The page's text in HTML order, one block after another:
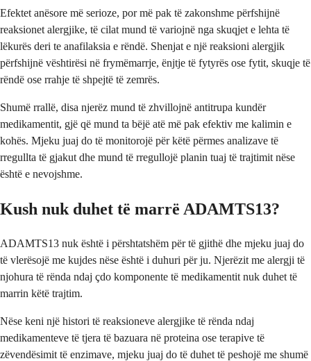
Efektet anësore më serioze, por më pak të zakonshme përfshijnë
reaksionet alergjike, të cilat mund të variojnë nga skuqjet e lehta të
lëkurës deri te anafilaksia e rëndë. Shenjat e një reaksioni alergjik
përfshijnë vështirësi në frymëmarrje, ënjtje të fytyrës ose fytit, skuqje të
rëndë ose rrahje të shpejtë të zemrës.
Shumë rrallë, disa njerëz mund të zhvillojnë antitrupa kundër
medikamentit, gjë që mund ta bëjë atë më pak efektiv me kalimin e
kohës. Mjeku juaj do të monitorojë për këtë përmes analizave të
rregullta të gjakut dhe mund të rregullojë planin tuaj të trajtimit nëse
është e nevojshme.
Kush nuk duhet të marrë ADAMTS13?
ADAMTS13 nuk është i përshtatshëm për të gjithë dhe mjeku juaj do
të vlerësojë me kujdes nëse është i duhuri për ju. Njerëzit me alergji të
njohura të rënda ndaj çdo komponente të medikamentit nuk duhet të
marrin këtë trajtim.
Nëse keni një histori të reaksioneve alergjike të rënda ndaj
medikamenteve të tjera të bazuara në proteina ose terapive të
zëvendësimit të enzimave, mjeku juaj do të duhet të peshojë me shumë